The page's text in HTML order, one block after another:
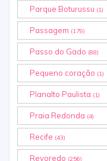
Parque Boturussu (1)
Passagem (179)
Passo do Gado (88)
Pequeno coração (1)
Planalto Paulista (1)
Praia Redonda (4)
Recife (43)
Revoredo (256)